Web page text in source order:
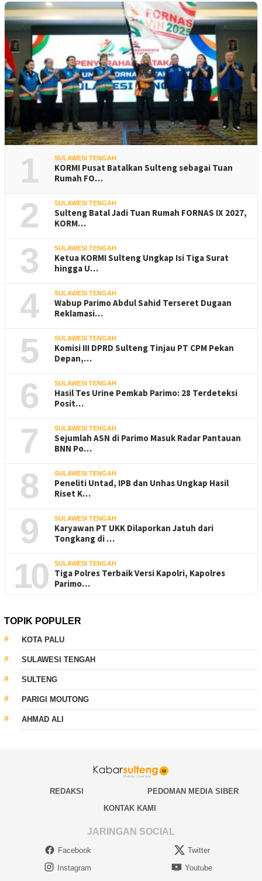
1 SULAWESI TENGAH
KORMI Pusat Batalkan Sulteng sebagai Tuan
Rumah FO…
2 SULAWESI TENGAH
Sulteng Batal Jadi Tuan Rumah FORNAS IX 2027,
KORM…
3 SULAWESI TENGAH
Ketua KORMI Sulteng Ungkap Isi Tiga Surat
hingga U…
4 SULAWESI TENGAH
Wabup Parimo Abdul Sahid Terseret Dugaan
Reklamasi…
5 SULAWESI TENGAH
Komisi III DPRD Sulteng Tinjau PT CPM Pekan
Depan,…
6 SULAWESI TENGAH
Hasil Tes Urine Pemkab Parimo: 28 Terdeteksi
Posit…
7 SULAWESI TENGAH
Sejumlah ASN di Parimo Masuk Radar Pantauan
BNN Po…
8 SULAWESI TENGAH
Peneliti Untad, IPB dan Unhas Ungkap Hasil
Riset K…
9 SULAWESI TENGAH
Karyawan PT UKK Dilaporkan Jatuh dari
Tongkang di …
10 SULAWESI TENGAH
Tiga Polres Terbaik Versi Kapolri, Kapolres
Parimo…
TOPIK POPULER
KOTA PALU
SULAWESI TENGAH
SULTENG
PARIGI MOUTONG
AHMAD ALI
REDAKSI
PEDOMAN MEDIA SIBER
KONTAK KAMI
JARINGAN SOCIAL
Facebook
Twitter
Instagram
Youtube